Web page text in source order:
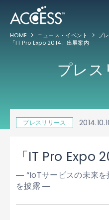
HOME ニュース・イベント
プ
「IT Pro Expo 2014」出展案内
プレス
プレスリリース
「IT Pro Expo
― “IoTサービスの未来を
を披露 ―